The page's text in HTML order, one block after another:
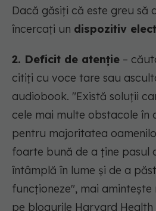
Dacă găsiți că este greu să
încercați un dispozitiv
2. Deficit de atenție –
citiți cu voce tare sau
audiobook. "Există soluții
cele mai multe obstacole în
pentru majoritatea
foarte bună de a ține pasul
întâmplă în lume și de a
funcționeze", mai
pe blogurile Harvard Health